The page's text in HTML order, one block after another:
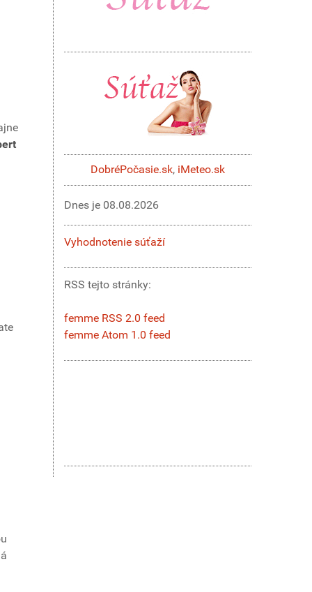
DobréPočasie.sk, iMeteo.sk
Dnes je 08.08.2026
Vyhodnotenie súťaží
RSS tejto stránky:
femme RSS 2.0 feed
femme Atom 1.0 feed